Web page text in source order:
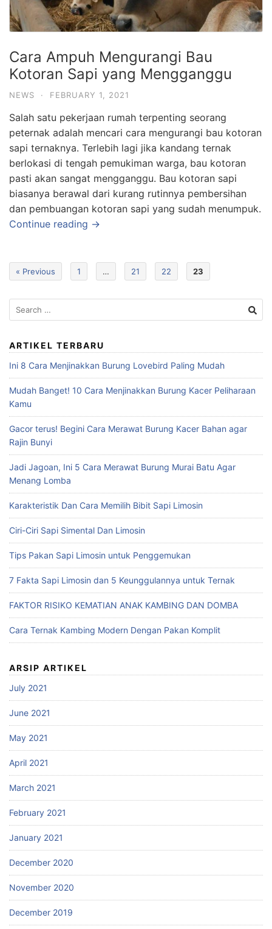
Cara Ampuh Mengurangi Bau
Kotoran Sapi yang Mengganggu
NEWS · FEBRUARY 1, 2021
Salah satu pekerjaan rumah terpenting seorang
peternak adalah mencari cara mengurangi bau kotoran
sapi ternaknya. Terlebih lagi jika kandang ternak
berlokasi di tengah pemukiman warga, bau kotoran
pasti akan sangat mengganggu. Bau kotoran sapi
biasanya berawal dari kurang rutinnya pembersihan
dan pembuangan kotoran sapi yang sudah menumpuk.
Continue reading →
« Previous 1 … 21 22 23
Search
for:
ARTIKEL TERBARU
Ini 8 Cara Menjinakkan Burung Lovebird Paling Mudah
Mudah Banget! 10 Cara Menjinakkan Burung Kacer Peliharaan
Kamu
Gacor terus! Begini Cara Merawat Burung Kacer Bahan agar
Rajin Bunyi
Jadi Jagoan, Ini 5 Cara Merawat Burung Murai Batu Agar
Menang Lomba
Karakteristik Dan Cara Memilih Bibit Sapi Limosin
Ciri-Ciri Sapi Simental Dan Limosin
Tips Pakan Sapi Limosin untuk Penggemukan
7 Fakta Sapi Limosin dan 5 Keunggulannya untuk Ternak
FAKTOR RISIKO KEMATIAN ANAK KAMBING DAN DOMBA
Cara Ternak Kambing Modern Dengan Pakan Komplit
ARSIP ARTIKEL
July 2021
June 2021
May 2021
April 2021
March 2021
February 2021
January 2021
December 2020
November 2020
December 2019